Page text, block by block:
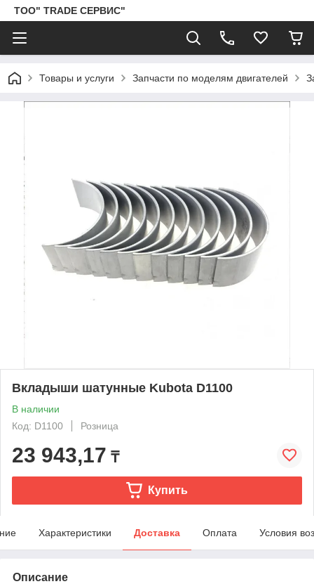
ТОО" TRADE СЕРВИС"
Товары и услуги Запчасти по моделям двигателей
Вкладыши шатунные Kubota D1100
В наличии
Код: D1100
Розница
23 943,17 ₸
Купить
Характеристики Доставка Оплата Условия
Описание